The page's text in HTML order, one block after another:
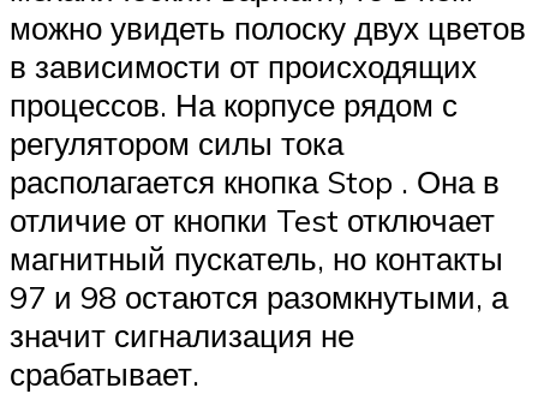
можно увидеть полоску двух цветов
в зависимости от происходящих
процессов. На корпусе рядом с
регулятором силы тока
располагается кнопка Stop . Она в
отличие от кнопки Test отключает
магнитный пускатель, но контакты
97 и 98 остаются разомкнутыми, а
значит сигнализация не
срабатывает.